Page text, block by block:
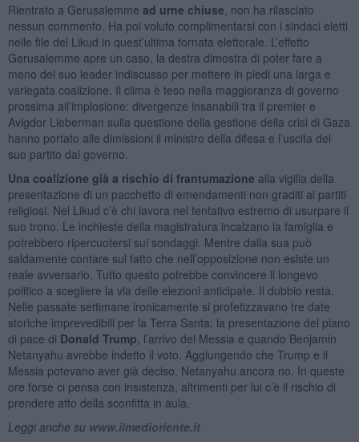
Rientrato a Gerusalemme ad urne chiuse , non ha rilasciato
nessun commento. Ha poi voluto complimentarsi con i sindaci eletti
nelle file del Likud in quest’ultima tornata elettorale. L’effetto
Gerusalemme apre un caso, la destra dimostra di poter fare a
meno del suo leader indiscusso per mettere in piedi una larga e
variegata coalizione. Il clima è teso nella maggioranza di governo
prossima all’implosione: divergenze insanabili tra il premier e
Avigdor Lieberman sulla questione della gestione della crisi di Gaza
hanno portato alle dimissioni il ministro della difesa e l’uscita del
suo partito dal governo.
Una coalizione già a rischio di frantumazione alla vigilia della
presentazione di un pacchetto di emendamenti non graditi ai partiti
religiosi. Nel Likud c’è chi lavora nel tentativo estremo di usurpare il
suo trono. Le inchieste della magistratura incalzano la famiglia e
potrebbero ripercuotersi sui sondaggi. Mentre dalla sua può
saldamente contare sul fatto che nell’opposizione non esiste un
reale avversario. Tutto questo potrebbe convincere il longevo
politico a scegliere la via delle elezioni anticipate. Il dubbio resta.
Nelle passate settimane ironicamente si profetizzavano tre date
storiche imprevedibili per la Terra Santa: la presentazione del piano
di pace di Donald Trump , l’arrivo del Messia e quando Benjamin
Netanyahu avrebbe indetto il voto. Aggiungendo che Trump e il
Messia potevano aver già deciso, Netanyahu ancora no. In queste
ore forse ci pensa con insistenza, altrimenti per lui c’è il rischio di
prendere atto della sconfitta in aula.
Leggi anche su www.ilmedioriente.it